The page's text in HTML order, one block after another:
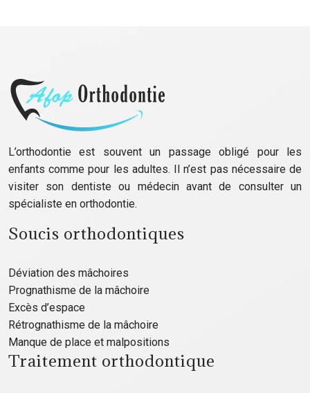
L’orthodontie est souvent un passage obligé pour les
enfants comme pour les adultes. Il n’est pas nécessaire de
visiter son dentiste ou médecin avant de consulter un
spécialiste en orthodontie.
Soucis orthodontiques
Déviation des mâchoires
Prognathisme de la mâchoire
Excès d’espace
Rétrognathisme de la mâchoire
Manque de place et malpositions
Traitement orthodontique